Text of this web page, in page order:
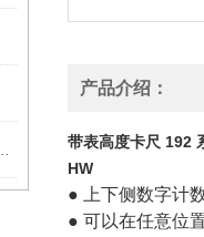
产品介绍：
带表高度卡尺 192
HW
● 上下侧数字计
● 可以在任意位